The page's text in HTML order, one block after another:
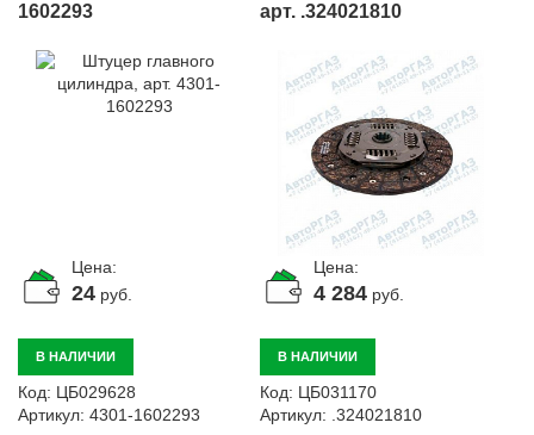
1602293
Цена:
24 руб.
В НАЛИЧИИ
Код: ЦБ029628
Артикул: 4301-1602293
арт. .324021810
Цена:
4 284 руб.
В НАЛИЧИИ
Код: ЦБ031170
Артикул: .324021810